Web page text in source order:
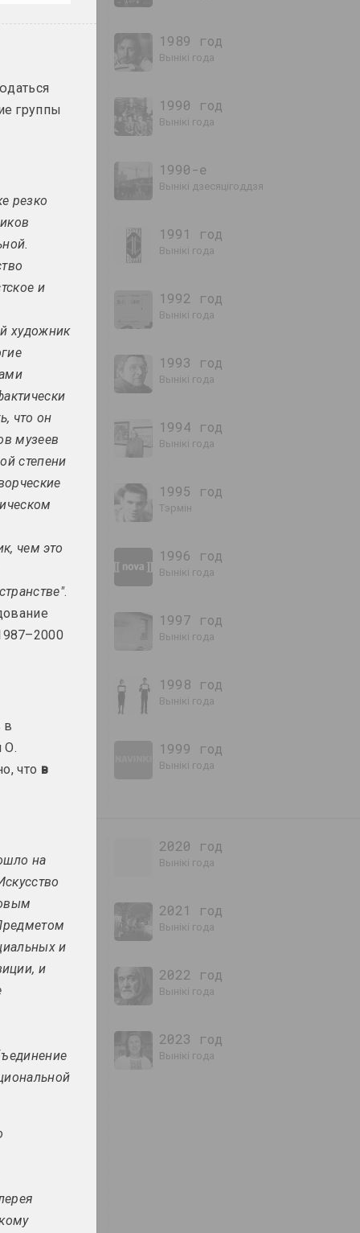
1989 год
вынікі года
1990 год
вынікі года
1990-е
вынікі дзесяцігоддзя
1991 год
вынікі года
1992 год
вынікі года
1993 год
вынікі года
1994 год
вынікі года
1995 год
тэрмін
1996 год
вынікі года
1997 год
вынікі года
1998 год
вынікі года
1999 год
вынікі года
2020 год
вынікі года
2021 год
вынікі года
2022 год
вынікі года
2023 год
вынікі года
группы
резко
и
художник
что он
музеев
степени
чем это
.
в
О.
что в
на
и
и